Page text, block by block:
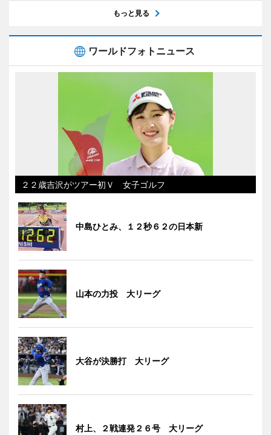
もっと見る
ワールドフォトニュース
２２歳吉沢がツアー初Ｖ 女子ゴルフ
中島ひとみ、１２秒６２の日本新
山本の力投 大リーグ
大谷が決勝打 大リーグ
村上、２戦連発２６号 大リーグ